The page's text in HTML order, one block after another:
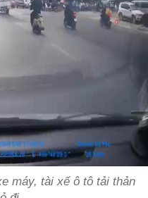
máy, tài xế ô tô tải thản